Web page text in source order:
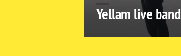
Yellam live band